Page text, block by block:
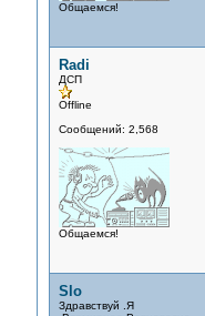
Общаемся!
Radi
ДСП
Offline
Сообщений: 2,568
Общаемся!
Slo
Здравствуй .Я